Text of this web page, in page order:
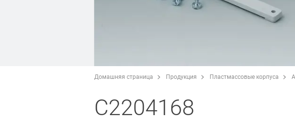
Домашняя страница Продукция Пластмассовые корпуса
C2204168